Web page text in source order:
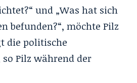
und „Was hat sich
befunden?“, möchte Pilz
die politische
Pilz während der